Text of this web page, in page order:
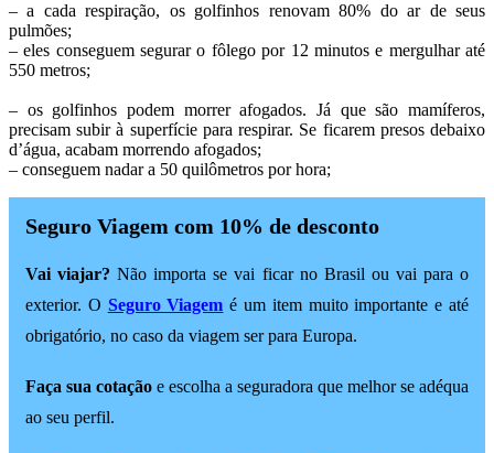
– a cada respiração, os golfinhos renovam 80% do ar de seus
pulmões;
– eles conseguem segurar o fôlego por 12 minutos e mergulhar até
550 metros;
– os golfinhos podem morrer afogados. Já que são mamíferos,
precisam subir à superfície para respirar. Se ficarem presos debaixo
d’água, acabam morrendo afogados;
– conseguem nadar a 50 quilômetros por hora;
Seguro Viagem com 10% de desconto
Vai viajar? Não importa se vai ficar no Brasil ou vai para o
exterior. O Seguro Viagem é um item muito importante e até
obrigatório, no caso da viagem ser para Europa.
Faça sua cotação e escolha a seguradora que melhor se adéqua
ao seu perfil.